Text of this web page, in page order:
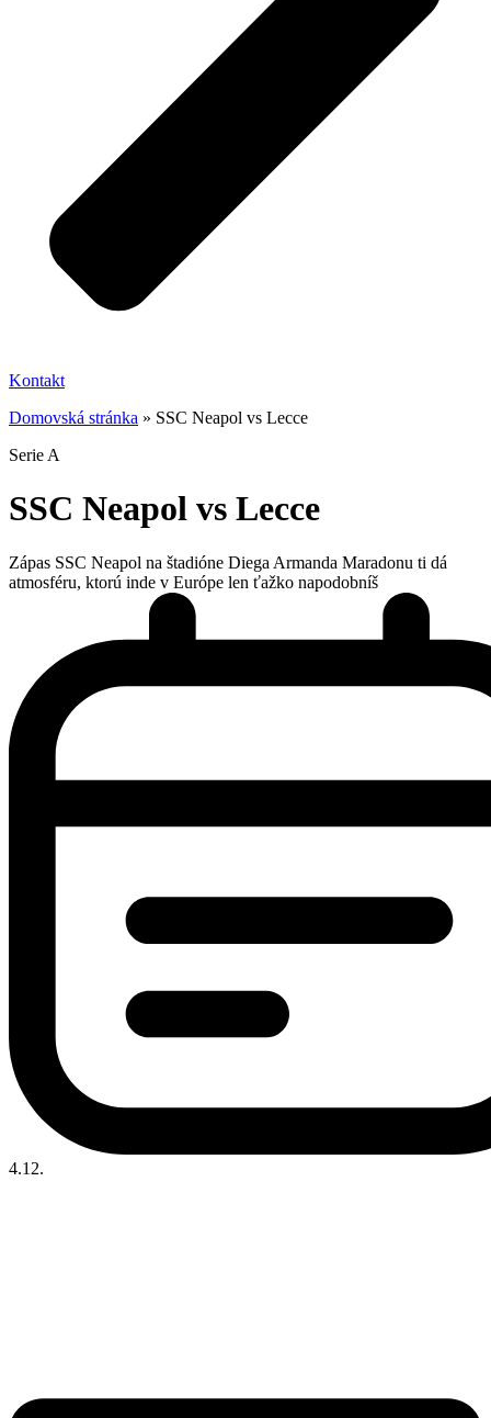
Kontakt
Domovská stránka » SSC Neapol vs Lecce
Serie A
SSC Neapol vs Lecce
Zápas SSC Neapol na štadióne Diega Armanda Maradonu ti dá
atmosféru, ktorú inde v Európe len ťažko napodobníš
4.12.